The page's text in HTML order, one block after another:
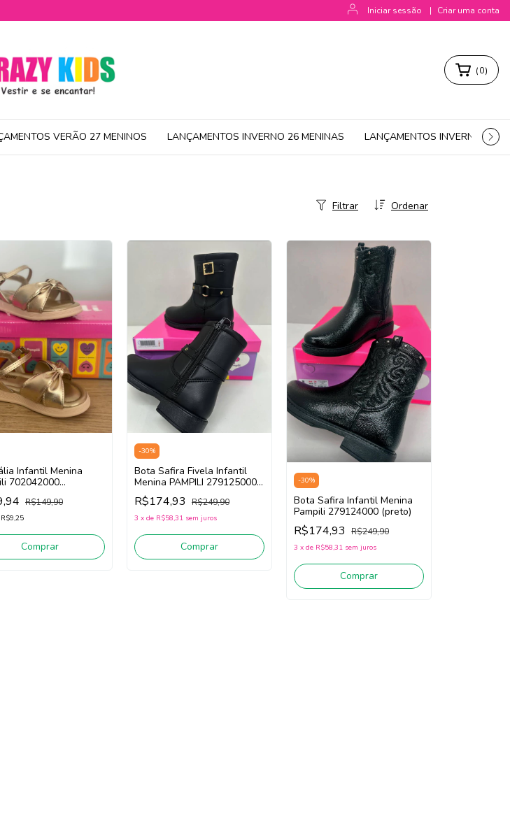
Iniciar sessão | Criar uma conta
(0)
VERÃO 27 MENINOS LANÇAMENTOS INVERNO 26 MENINAS LANÇAMENTOS INVERNO 26
Ordenar
Filtrar
Infantil Menina
702042000
R$149,90
R$9,25
Comprar
-30%
Bota Safira Fivela Infantil
Menina PAMPILI 279125000
(preto)
R$174,93 R$249,90
3 x de R$58,31 sem juros
Comprar
-30%
Bota Safira Infantil Menina
Pampili 279124000 (preto)
R$174,93 R$249,90
3 x de R$58,31 sem juros
Comprar